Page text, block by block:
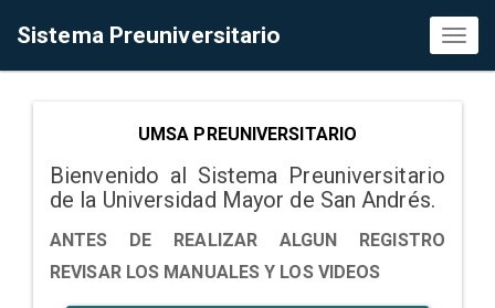
Sistema Preuniversitario
UMSA PREUNIVERSITARIO
Bienvenido al Sistema Preuniversitario
de la Universidad Mayor de San Andrés.
ANTES DE REALIZAR ALGUN REGISTRO
REVISAR LOS MANUALES Y LOS VIDEOS